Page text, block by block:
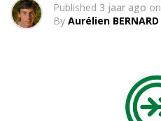
Published 3 jaar ago on
By Aurélien BERNARD